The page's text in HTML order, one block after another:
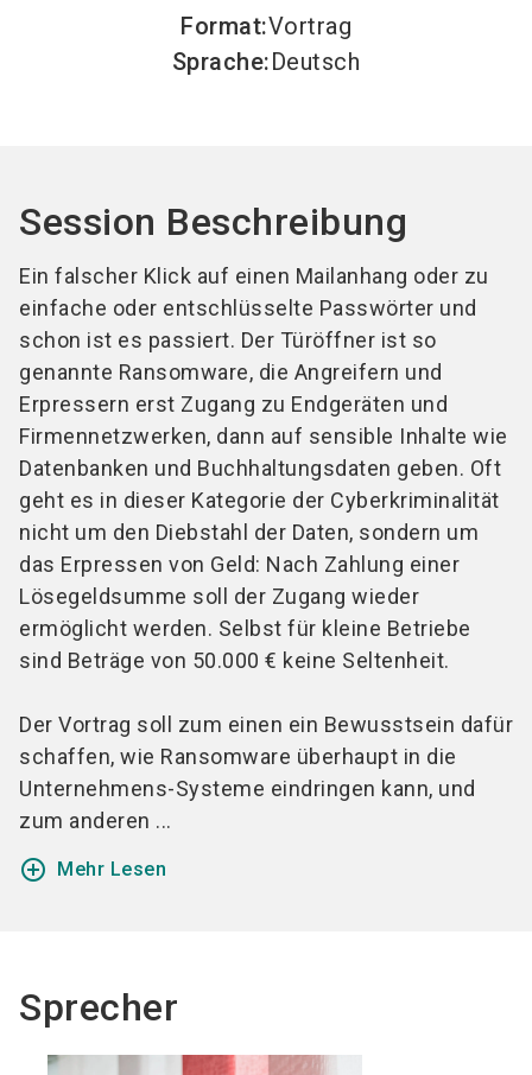
Format:Vortrag
Sprache:Deutsch
Session Beschreibung
Ein falscher Klick auf einen Mailanhang oder zu
einfache oder entschlüsselte Passwörter und
schon ist es passiert. Der Türöffner ist so
genannte Ransomware, die Angreifern und
Erpressern erst Zugang zu Endgeräten und
Firmennetzwerken, dann auf sensible Inhalte wie
Datenbanken und Buchhaltungsdaten geben. Oft
geht es in dieser Kategorie der Cyberkriminalität
nicht um den Diebstahl der Daten, sondern um
das Erpressen von Geld: Nach Zahlung einer
Lösegeldsumme soll der Zugang wieder
ermöglicht werden. Selbst für kleine Betriebe
sind Beträge von 50.000 € keine Seltenheit.
Der Vortrag soll zum einen ein Bewusstsein dafür
schaffen, wie Ransomware überhaupt in die
Unternehmens-Systeme eindringen kann, und
zum anderen ...
add_circle_outline Mehr Lesen
Sprecher